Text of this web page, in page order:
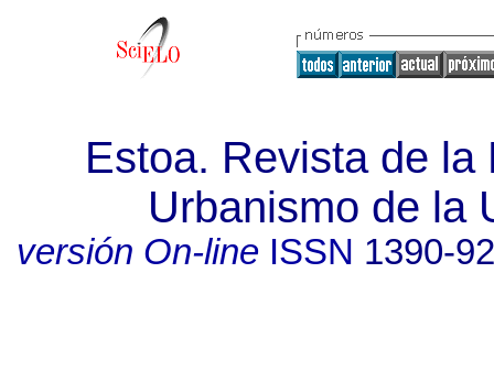
Estoa. Revista de la
Urbanismo de la
versión On-lineISSN 1390-